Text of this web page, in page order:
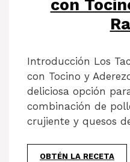
con
Introducción Los
con Tocino y
deliciosa opción
combinación de
crujiente y quesos
OBTÉN LA RECETA